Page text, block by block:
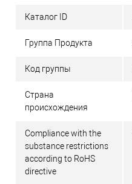
Каталог ID
Группа Продукта
Код группы
Страна
происхождения
Compliance with the
substance restrictions
according to RoHS
directive